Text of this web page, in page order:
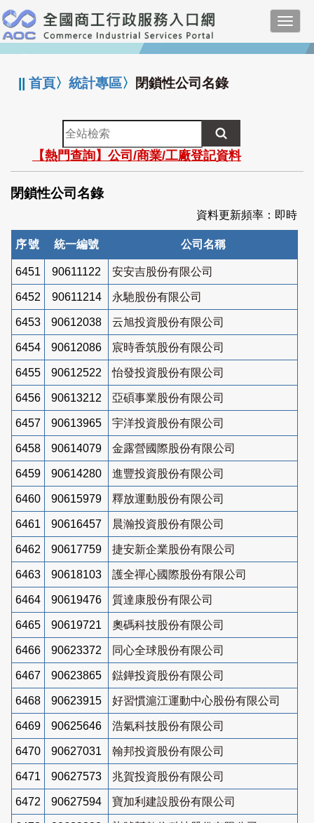
跳
到
主
要
:::
||首頁〉統計專區〉 閉鎖性公司名錄
全
站
檢
索
【熱門查詢】公司/商業/工廠登記資料
閉鎖性公司名錄
資料更新頻率：即時
序號 統一編號 公司名稱
6451 90611122 安安吉股份有限公司
6452 90611214 永馳股份有限公司
6453 90612038 云旭投資股份有限公司
6454 90612086 宸時香筑股份有限公司
6455 90612522 怡發投資股份有限公司
6456 90613212 亞碩事業股份有限公司
6457 90613965 宇洋投資股份有限公司
6458 90614079 金露營國際股份有限公司
6459 90614280 進豐投資股份有限公司
6460 90615979 釋放運動股份有限公司
6461 90616457 晨瀚投資股份有限公司
6462 90617759 捷安新企業股份有限公司
6463 90618103 護全禪心國際股份有限公司
6464 90619476 質達康股份有限公司
6465 90619721 奧碼科技股份有限公司
6466 90623372 同心全球股份有限公司
6467 90623865 鍅鏵投資股份有限公司
6468 90623915 好習慣滬江運動中心股份有限公司
6469 90625646 浩氣科技股份有限公司
6470 90627031 翰邦投資股份有限公司
6471 90627573 兆賀投資股份有限公司
6472 90627594 寶加利建設股份有限公司